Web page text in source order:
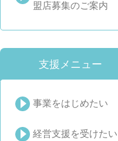
盟店募集のご案内
支援メニュー
事業をはじめたい
経営支援を受けたい